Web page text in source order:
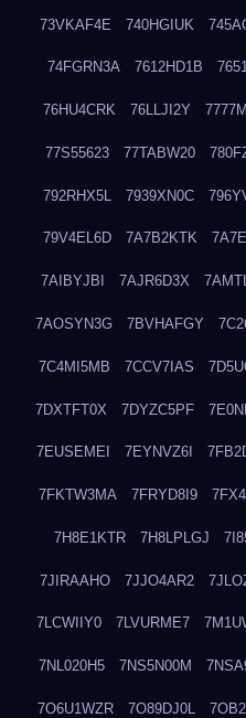
73VKAF4E 740HGIUK
74FGRN3A 7612HD1B
76HU4CRK 76LLJI2Y
77S55623 77TABW20
792RHX5L 7939XN0C
79V4EL6D 7A7B2KTK
7AIBYJBI 7AJR6D3X
7AOSYN3G 7BVHAFGY
7C4MI5MB 7CCV7IAS
7DXTFT0X 7DYZC5PF
7EUSEMEI 7EYNVZ6I
7FKTW3MA 7FRYD8I9
7H8E1KTR 7H8LPLGJ
7JIRAAHO 7JJO4AR2
7LCWIIY0 7LVURME7
7NL020H5 7NS5N00M
7O6U1WZR 7O89DJ0L